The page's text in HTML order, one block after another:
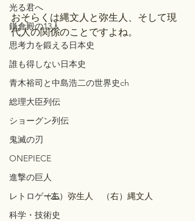
光る君へ
鎌倉殿の13人
思考力を鍛える日本史
誰も得しない日本史
青木裕司と中島浩二の世界史ch
総理大臣列伝
ショーグン列伝
鬼滅の刃
ONEPIECE
進撃の巨人
レトロゲーム
科学・技術史
おそらくは縄文人と弥生人、そして現
代人の関係のことですよね。
（左）弥生人　（右）縄文人